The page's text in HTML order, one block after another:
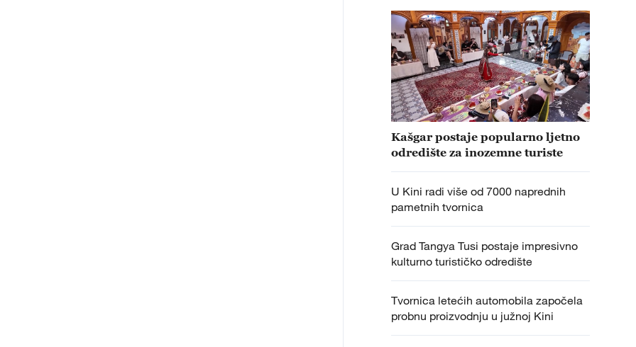
Kašgar postaje popularno ljetno
odredište za inozemne turiste
U Kini radi više od 7000 naprednih
pametnih tvornica
Grad Tangya Tusi postaje impresivno
kulturno turističko odredište
Tvornica letećih automobila započela
probnu proizvodnju u južnoj Kini